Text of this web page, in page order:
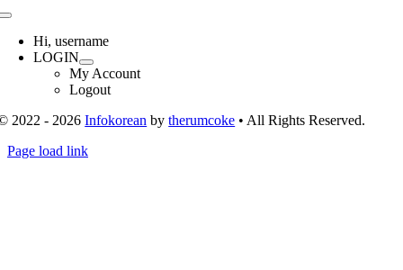
Toggle
NavigationHi, username
LOGIN
My Account
Logout
2022 - 2026Infokorean bytherumcoke • All Rights Reserved.
Toggle
Page load link